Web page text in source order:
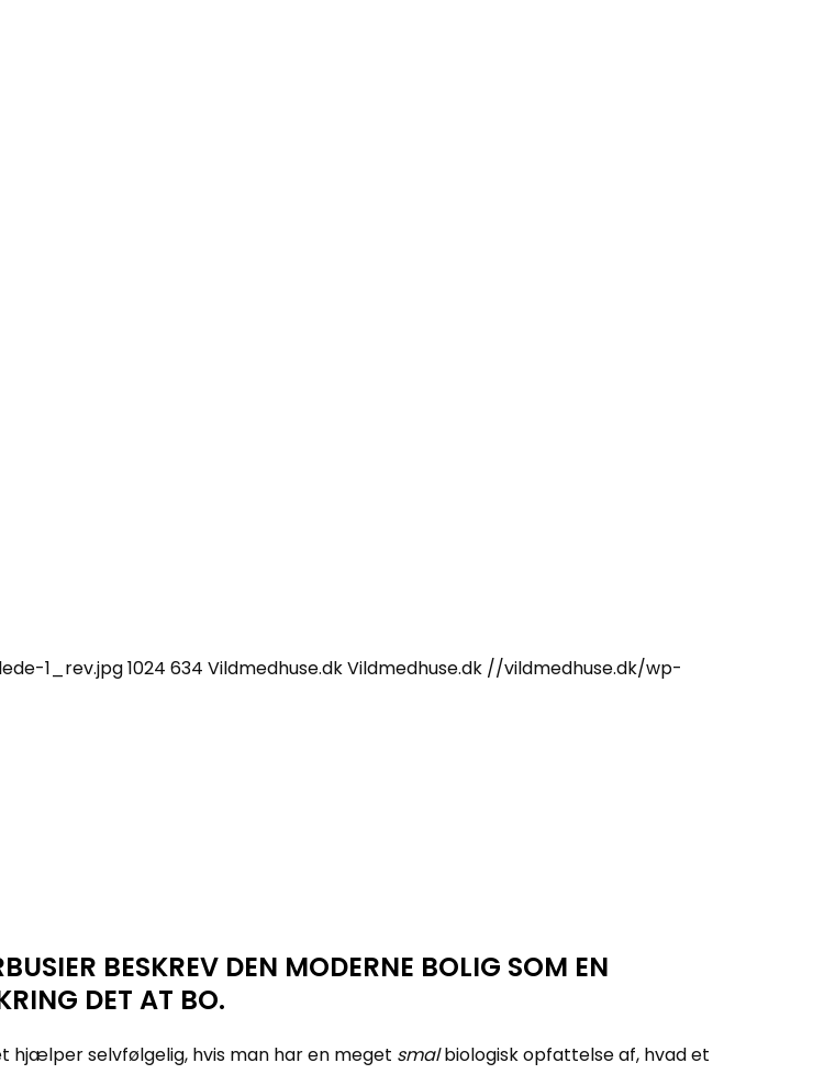
1_rev.jpg1024 634 Vildmedhuse.dkVildmedhuse.dk //vildmedhuse.dk/wp-
BESKREV DEN MODERNE BOLIG SOM EN
DET AT BO.
selvfølgelig, hvis man har en meget smalbiologisk opfattelse af, hvad et